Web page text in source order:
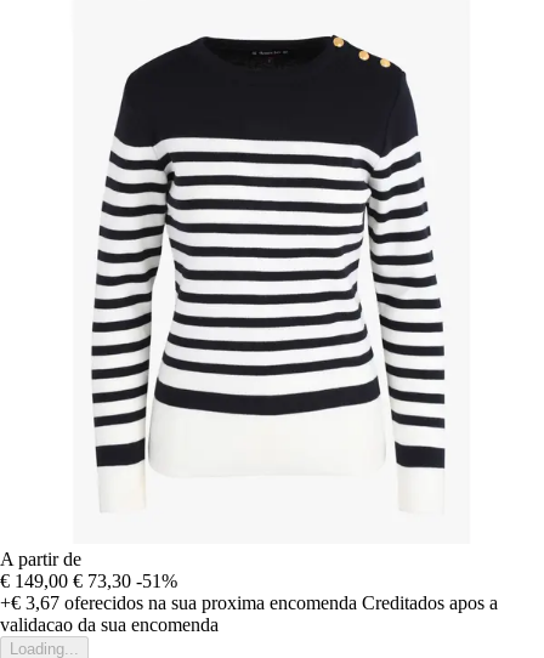
A partir de
€ 149,00 € 73,30 -51%
+€ 3,67 oferecidos na sua proxima encomenda Creditados apos a
validacao da sua encomenda
Loading...